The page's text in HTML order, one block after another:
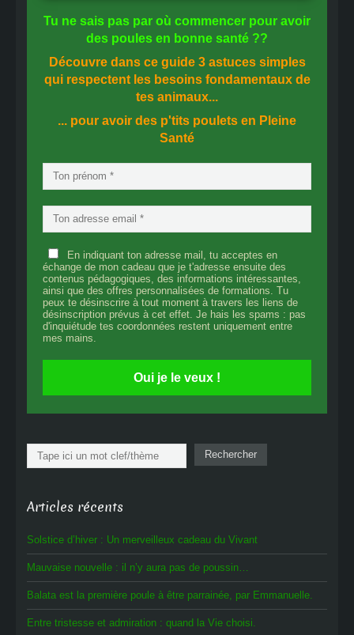
Tu ne sais pas par où commencer pour avoir
des poules en bonne santé ??
Découvre dans ce guide 3 astuces simples
qui respectent les besoins fondamentaux de
tes animaux...
... pour avoir des p'tits poulets en Pleine
Santé
En indiquant ton adresse mail, tu acceptes en
échange de mon cadeau que je t'adresse ensuite des
contenus pédagogiques, des informations intéressantes,
ainsi que des offres personnalisées de formations. Tu
peux te désinscrire à tout moment à travers les liens de
désinscription prévus à cet effet. Je hais les spams : pas
d'inquiétude tes coordonnées restent uniquement entre
mes mains.
Oui je le veux !
Rechercher Rechercher
Articles récents
Solstice d’hiver : Un merveilleux cadeau du Vivant
Mauvaise nouvelle : il n’y aura pas de poussin…
Balata est la première poule à être parrainée, par Emmanuelle.
Entre tristesse et admiration : quand la Vie choisi.